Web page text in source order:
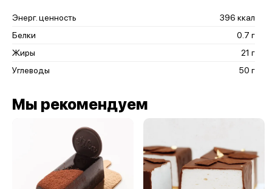
Энерг. ценность
396 ккал
Белки
0.7 г
Жиры
21 г
Углеводы
50 г
Мы рекомендуем